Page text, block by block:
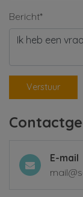
Bericht*
Verstuur
E-mail